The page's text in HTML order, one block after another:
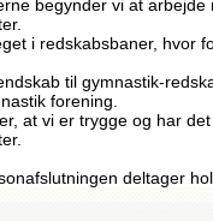
begynder vi at
i redskabsbaner, hvor
til gymnastik-
forening.
at vi er trygge og har
deltager